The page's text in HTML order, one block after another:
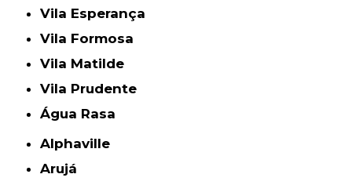
Vila Esperança
Vila Formosa
Vila Matilde
Vila Prudente
Água Rasa
Alphaville
Arujá